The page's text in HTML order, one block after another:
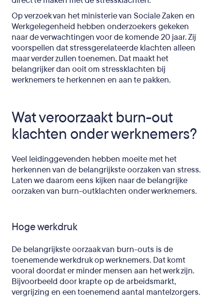
Op verzoek van het ministerie van Sociale Zaken en
Werkgelegenheid hebben onderzoekers gekeken
naar de verwachtingen voor de komende 20 jaar. Zij
voorspellen dat stressgerelateerde klachten alleen
maar verder zullen toenemen. Dat maakt het
belangrijker dan ooit om stressklachten bij
werknemers te herkennen en aan te pakken.
Wat veroorzaakt burn-out
klachten onder werknemers?
Veel leidinggevenden hebben moeite met het
herkennen van de belangrijkste oorzaken van stress.
Laten we daarom eens kijken naar de belangrijke
oorzaken van burn-outklachten onder werknemers.
Hoge werkdruk
De belangrijkste oorzaak van burn-outs is de
toenemende werkdruk op werknemers. Dat komt
vooral doordat er minder mensen aan het werk zijn.
Bijvoorbeeld door krapte op de arbeidsmarkt,
vergrijzing en een toenemend aantal mantelzorgers.